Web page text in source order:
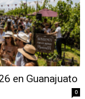
en Guanajuato
0